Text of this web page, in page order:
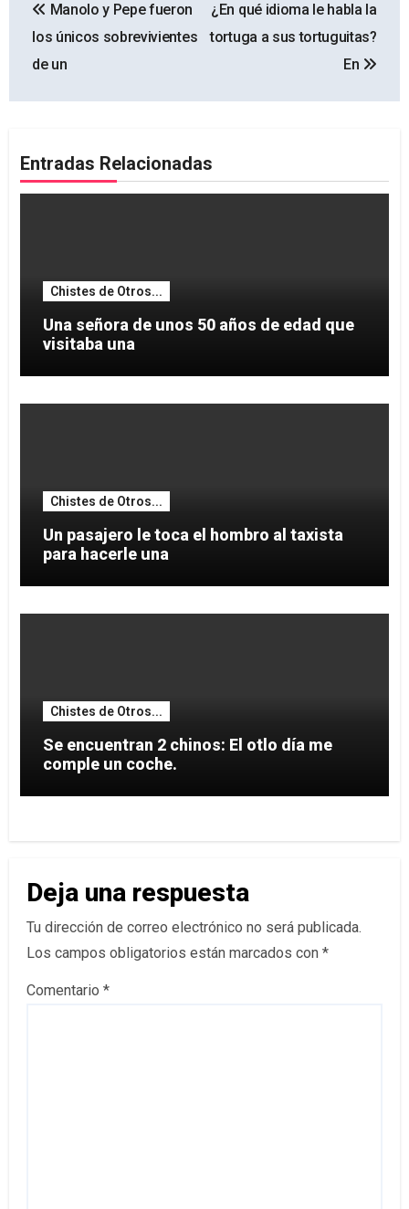
de
entradas
Manolo y Pepe fueron
los únicos sobrevivientes
de un
¿En qué idioma le habla la
tortuga a sus tortuguitas?
En
Entradas Relacionadas
Chistes de Otros...
Una señora de unos 50 años de edad que
visitaba una
Chistes de Otros...
Un pasajero le toca el hombro al taxista
para hacerle una
Chistes de Otros...
Se encuentran 2 chinos: El otlo día me
comple un coche.
Deja una respuesta
Tu dirección de correo electrónico no será publicada.
Los campos obligatorios están marcados con *
Comentario *